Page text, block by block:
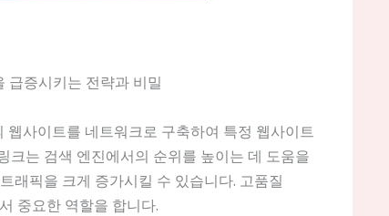
급증시키는 전략과 비밀
사이트를 네트워크로 구축하여 특정 웹사이트
크는 검색 엔진에서의 순위를 높이는 데 도움을
래픽을 크게 증가시킬 수 있습니다. 고품질
중요한 역할을 합니다.